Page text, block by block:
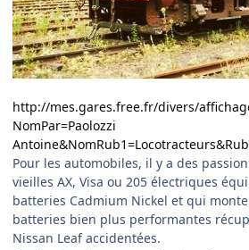
http://mes.gares.free.fr/divers/
NomPar=Paolozzi
Pour les automobiles, il y a des
vieilles AX, Visa ou 205 électriques
batteries Cadmium Nickel et qui
batteries bien plus performantes
Nissan Leaf accidentées.